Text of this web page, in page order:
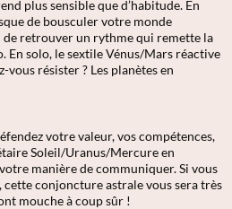
plus sensible que d’habitude. En
de bousculer votre monde
de retrouver un rythme qui remette la
En solo, le sextile Vénus/Mars réactive
vous résister ? Les planètes en
votre valeur, vos compétences,
Soleil/Uranus/Mercure en
manière de communiquer. Si vous
cette conjoncture astrale vous sera très
mouche à coup sûr !